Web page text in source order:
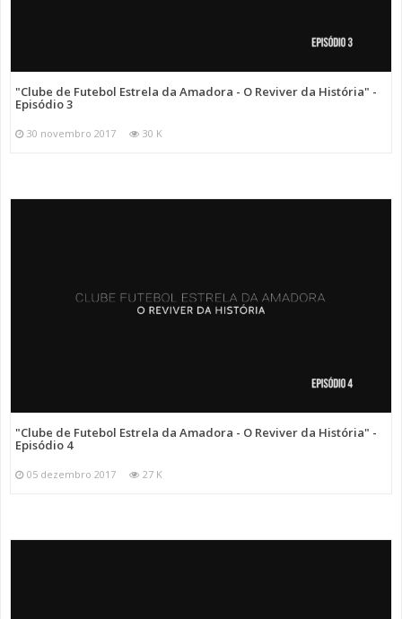
"Clube de Futebol Estrela da Amadora - O Reviver da História" -
Episódio 3
30 novembro 2017 30 K
"Clube de Futebol Estrela da Amadora - O Reviver da História" -
Episódio 4
05 dezembro 2017 27 K